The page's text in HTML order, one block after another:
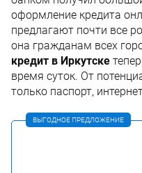
оформление кредита
предлагают почти все
она гражданам всех
кредит в Иркутске
время суток. От
только паспорт,
ВЫГОДНОЕ ПРЕДЛОЖЕНИЕ